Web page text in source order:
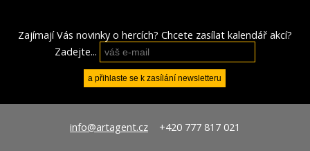
Zajímají Vás novinky o hercích? Chcete zasílat kalendář akcí?
Zadejte...
info@artagent.cz+420 777 817 021